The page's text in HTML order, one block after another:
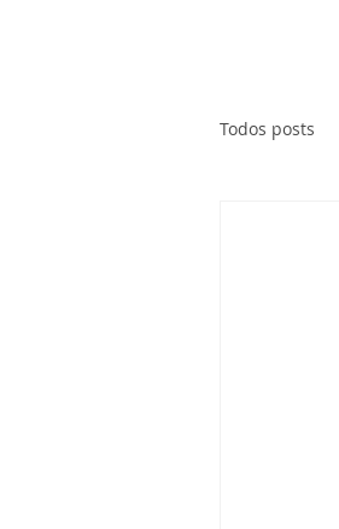
Todos posts